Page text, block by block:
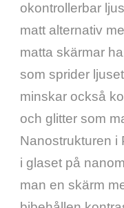
okontrollerbar
matt alternativ
matta skärmar
som sprider
minskar också
och glitter som
Nanostrukturen i
i glaset på
man en skärm